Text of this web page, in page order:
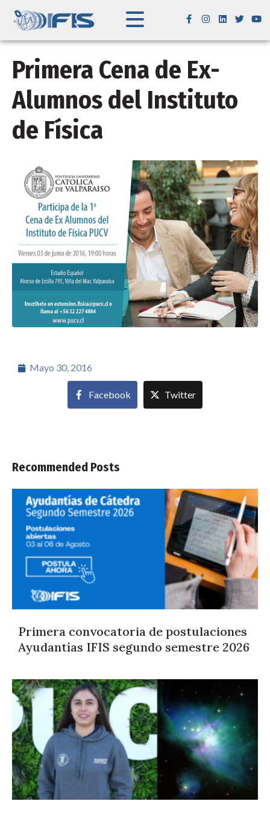
Primera Cena de Ex-
Alumnos del Instituto
de Física
Mayo 30, 2016
Facebook Twitter
Recommended Posts
Primera convocatoria de postulaciones
Ayudantías IFIS segundo semestre 2026